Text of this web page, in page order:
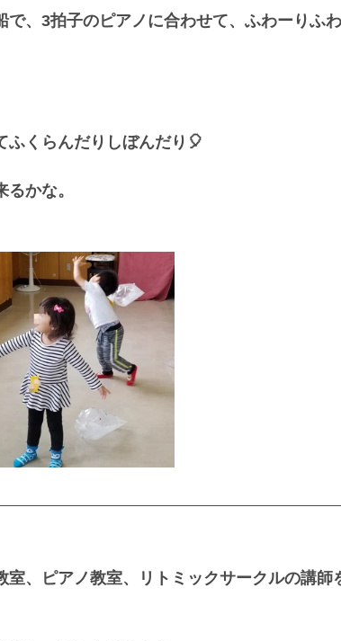
、3拍子のピアノに合わせて、ふわーりふ
ふくらんだりしぼんだり🎈
かな。
、ピアノ教室、リトミックサークルの講師